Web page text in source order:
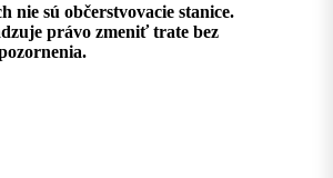
nie sú občerstvovacie stanice.
právo zmeniť trate bez